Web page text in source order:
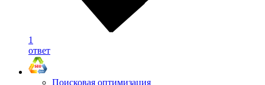
1
ответ
Поисковая оптимизация